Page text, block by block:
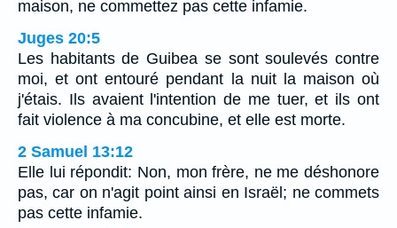
maison, ne commettez pas cette infamie.
Juges 20:5
Les habitants de Guibea se sont soulevés contre
moi, et ont entouré pendant la nuit la maison où
j'étais. Ils avaient l'intention de me tuer, et ils ont
fait violence à ma concubine, et elle est morte.
2 Samuel 13:12
Elle lui répondit: Non, mon frère, ne me déshonore
pas, car on n'agit point ainsi en Israël; ne commets
pas cette infamie.